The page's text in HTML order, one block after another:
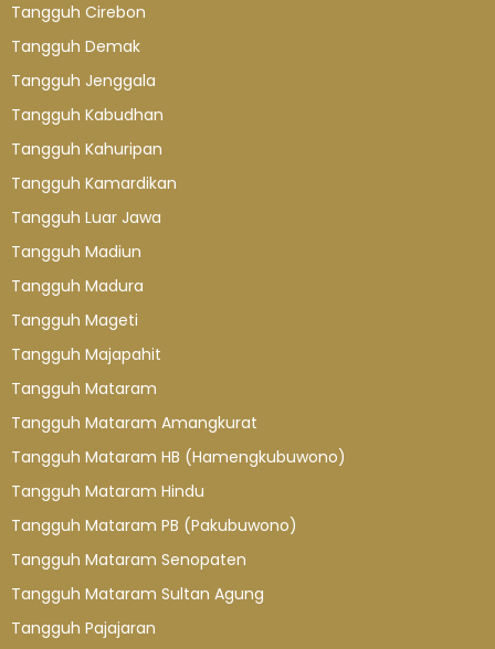
Tangguh Cirebon
Tangguh Demak
Tangguh Jenggala
Tangguh Kabudhan
Tangguh Kahuripan
Tangguh Kamardikan
Tangguh Luar Jawa
Tangguh Madiun
Tangguh Madura
Tangguh Mageti
Tangguh Majapahit
Tangguh Mataram
Tangguh Mataram Amangkurat
Tangguh Mataram HB (Hamengkubuwono)
Tangguh Mataram Hindu
Tangguh Mataram PB (Pakubuwono)
Tangguh Mataram Senopaten
Tangguh Mataram Sultan Agung
Tangguh Pajajaran